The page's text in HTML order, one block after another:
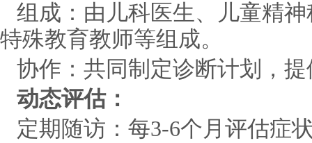
组成：由儿科医生、儿童精
特殊教育教师等组成。
协作：共同制定诊断计划，
动态评估：
定期随访：每3-6个月评估症